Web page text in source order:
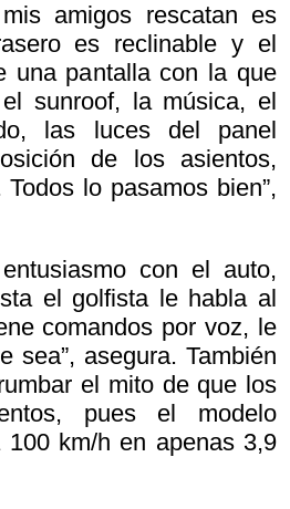
amigos rescatan es
es reclinable y el
una pantalla con la que
sunroof, la música, el
las luces del panel
de los asientos,
lo pasamos bien”,
con el auto,
el golfista le habla al
comandos por voz, le
sea”, asegura. También
el mito de que los
pues el modelo
km/h en apenas 3,9